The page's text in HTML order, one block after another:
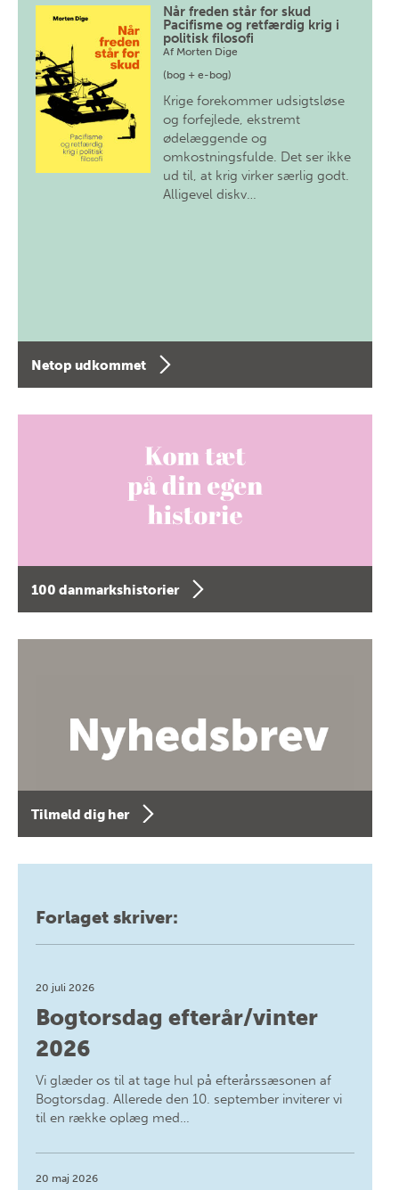
Når freden står for skud
Pacifisme og retfærdig krig i
politisk filosofi
Af Morten Dige
(bog + e-bog)
Krige forekommer udsigtsløse
og forfejlede, ekstremt
ødelæggende og
omkostningsfulde. Det ser ikke
ud til, at krig virker særlig godt.
Alligevel diskv…
Netop udkommet
100 danmarkshistorier
Tilmeld dig her
Forlaget skriver:
20 juli 2026
Bogtorsdag efterår/vinter
2026
Vi glæder os til at tage hul på efterårssæsonen af
Bogtorsdag. Allerede den 10. september inviterer vi
til en række oplæg med…
20 maj 2026